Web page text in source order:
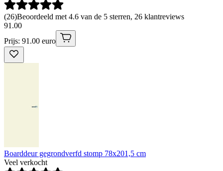
(26)Beoordeeld met 4.6 van de 5 sterren, 26 klantreviews
91 .00
Prijs: 91.00 euro
Boarddeur gegrondverfd stomp 78x201,5 cm
Veel verkocht